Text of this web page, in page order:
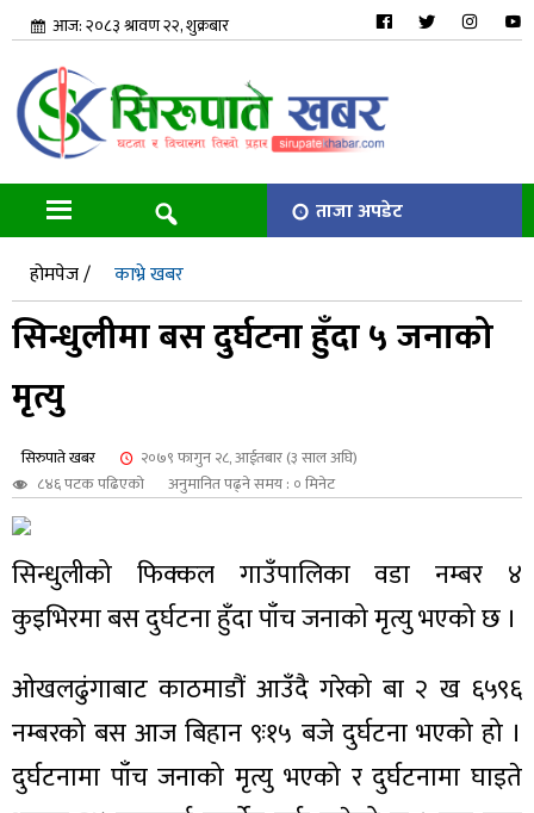
आज: २०८३ श्रावण २२, शुक्रबार
ताजा अपडेट
होमपेज /
काभ्रे खबर
सिन्धुलीमा बस दुर्घटना हुँदा ५ जनाको
मृत्यु
सिरुपाते खबर
२०७९ फागुन २८, आईतबार (३ साल अघि)
८४६ पटक पढिएको
अनुमानित पढ्ने समय : ० मिनेट
सिन्धुलीको फिक्कल गाउँपालिका वडा नम्बर ४
कुइभिरमा बस दुर्घटना हुँदा पाँच जनाको मृत्यु भएको छ ।
ओखलढुंगाबाट काठमाडौं आउँदै गरेको बा २ ख ६५९६
नम्बरको बस आज बिहान ९ः१५ बजे दुर्घटना भएको हो ।
दुर्घटनामा पाँच जनाको मृत्यु भएको र दुर्घटनामा घाइते